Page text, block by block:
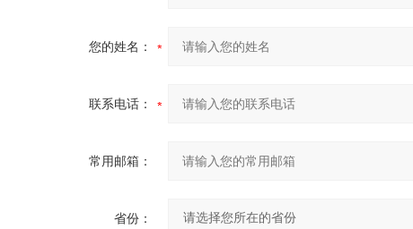
您的姓名：
联系电话：
常用邮箱：
省份：